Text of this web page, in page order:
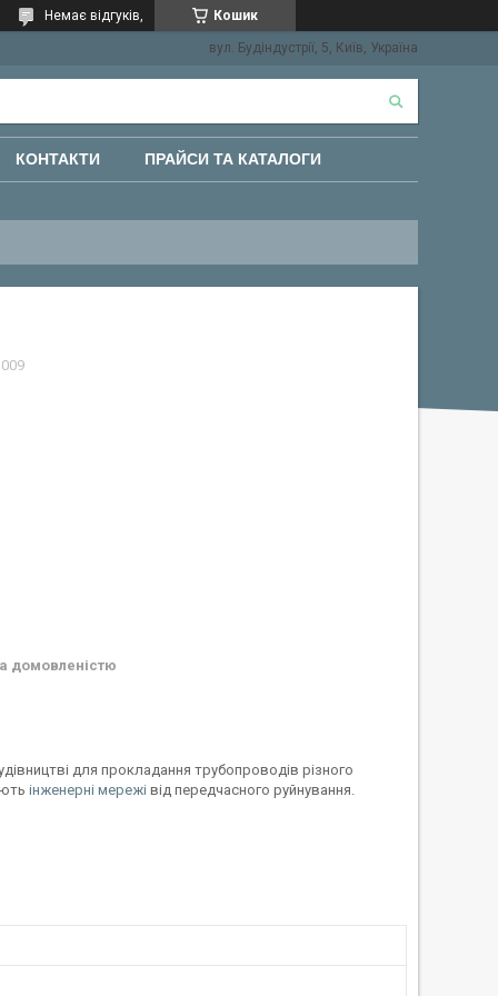
Кошик
Немає відгуків,
вул. Будіндустрії, 5, Київ, Україна
КОНТАКТИ ПРАЙСИ ТА КАТАЛОГИ
домовленістю
для прокладання трубопроводів різного
інженерні мережі від передчасного руйнування.